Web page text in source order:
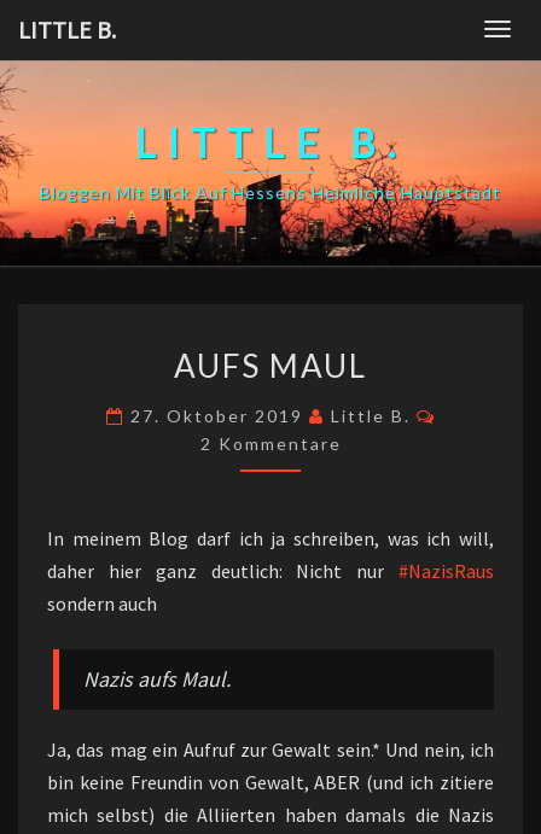
content
LITTLE B.
LITTLE B.
Bloggen Mit Blick Auf Hessens Heimliche Hauptstadt
MAUL
AUFS MAUL
27. Oktober 2019 Little B.
2 Kommentare
In meinem Blog darf ich ja schreiben, was ich will,
daher hier ganz deutlich: Nicht nur #NazisRaus
sondern auch
Nazis aufs Maul.
Ja, das mag ein Aufruf zur Gewalt sein.* Und nein, ich
bin keine Freundin von Gewalt, ABER (und ich zitiere
mich selbst) die Alliierten haben damals die Nazis